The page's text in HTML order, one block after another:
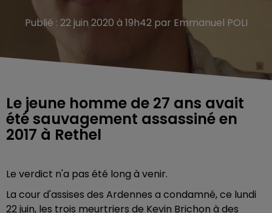
Publié : 22 juin 2020 à 19h42 par Emmanuel POLI
Le jeune homme de 27 ans avait
été sauvagement assassiné en
2017 à Rethel
Le verdict n'a pas été long à venir.
La cour d'assises des Ardennes a condamné, ce lundi
22 juin, les trois meurtriers de Kevin Brichon à des